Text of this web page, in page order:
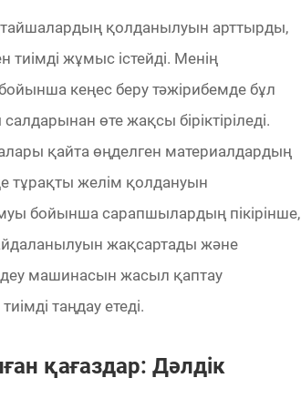
қолданылуын арттырды,
жұмыс істейді. Менің
кеңес беру тәжірибемде бұл
өте жақсы біріктіріледі.
қайта өңделген материалдардың
тұрақты желім қолдануын
бойынша сарапшылардың пікірінше,
жақсартады және
машинасын жасыл қаптау
таңдау етеді.
қағаздар: Дәлдік